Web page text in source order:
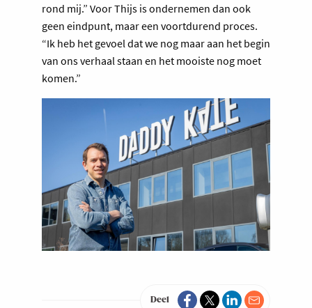
rond mij.” Voor Thijs is ondernemen dan ook
geen eindpunt, maar een voortdurend proces.
“Ik heb het gevoel dat we nog maar aan het begin
van ons verhaal staan en het mooiste nog moet
komen.”
Deel